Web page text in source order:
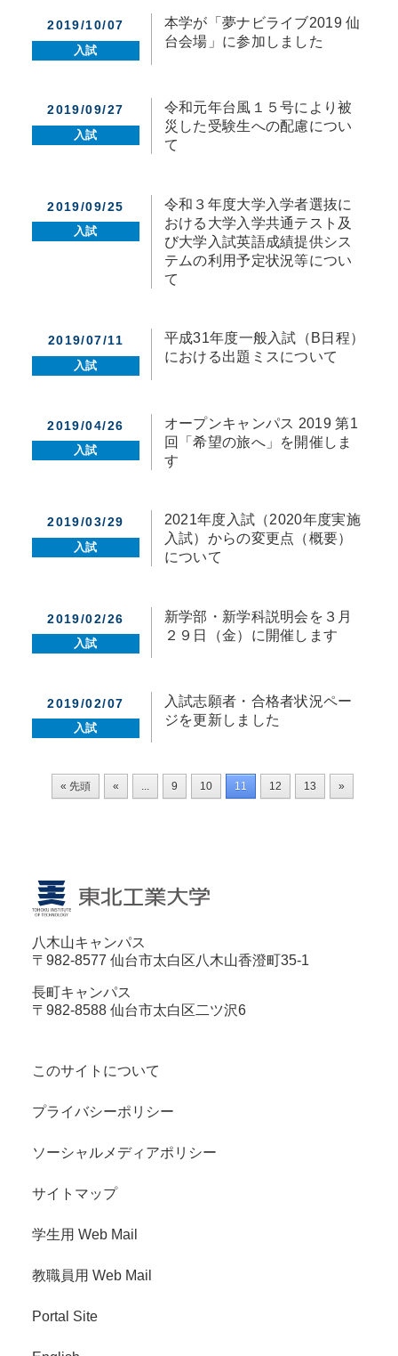
2019/10/07
入試
本学が「夢ナビライブ2019 仙
台会場」に参加しました
2019/09/27
入試
令和元年台風１５号により被
災した受験生への配慮につい
て
2019/09/25
入試
令和３年度大学入学者選抜に
おける大学入学共通テスト及
び大学入試英語成績提供シス
テムの利用予定状況等につい
て
2019/07/11
入試
平成31年度一般入試（B日程）
における出題ミスについて
2019/04/26
入試
オープンキャンパス 2019 第1
回「希望の旅へ」を開催しま
す
2019/03/29
入試
2021年度入試（2020年度実施
入試）からの変更点（概要）
について
2019/02/26
入試
新学部・新学科説明会を３月
２９日（金）に開催します
2019/02/07
入試
入試志願者・合格者状況ペー
ジを更新しました
« 先頭 « ... 9 10 11 12 13 »
八木山キャンパス
〒982-8577 仙台市太白区八木山香澄町35-1
長町キャンパス
〒982-8588 仙台市太白区二ツ沢6
このサイトについて
プライバシーポリシー
ソーシャルメディアポリシー
サイトマップ
学生用 Web Mail
教職員用 Web Mail
Portal Site